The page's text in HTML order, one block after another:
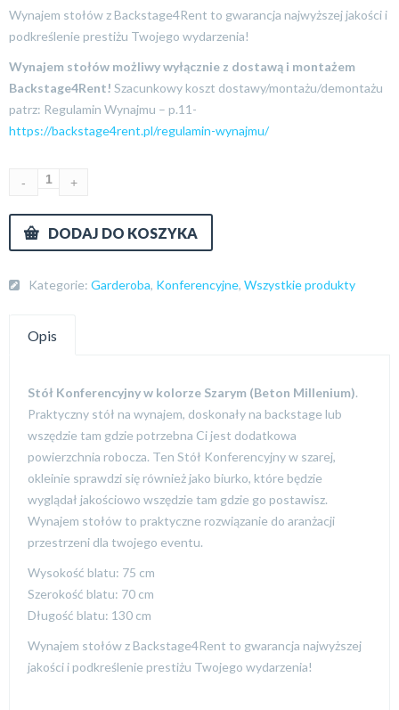
Wynajem stołów z Backstage4Rent to gwarancja najwyższej jakości i
podkreślenie prestiżu Twojego wydarzenia!
Wynajem stołów możliwy wyłącznie z dostawą i montażem
Backstage4Rent! Szacunkowy koszt dostawy/montażu/demontażu
patrz: Regulamin Wynajmu – p.11-
https://backstage4rent.pl/regulamin-wynajmu/
DODAJ DO KOSZYKA
Kategorie: Garderoba, Konferencyjne, Wszystkie produkty
Opis
Stół Konferencyjny w kolorze Szarym (Beton Millenium).
Praktyczny stół na wynajem, doskonały na backstage lub
wszędzie tam gdzie potrzebna Ci jest dodatkowa
powierzchnia robocza. Ten Stół Konferencyjny w szarej,
okleinie sprawdzi się również jako biurko, które będzie
wyglądał jakościowo wszędzie tam gdzie go postawisz.
Wynajem stołów to praktyczne rozwiązanie do aranżacji
przestrzeni dla twojego eventu.
Wysokość blatu: 75 cm
Szerokość blatu: 70 cm
Długość blatu: 130 cm
Wynajem stołów z Backstage4Rent to gwarancja najwyższej
jakości i podkreślenie prestiżu Twojego wydarzenia!